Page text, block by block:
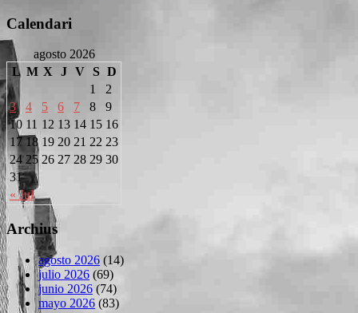
Calendari
agosto 2026
L M X J V S D
« Jul
1
2
3
4 5 6 7 8
9
10 11 12 13 14 15 16
17 18 19 20 21 22 23
24 25 26 27 28 29 30
31
Archius
agosto 2026 (14)
julio 2026 (69)
junio 2026 (74)
mayo 2026 (83)